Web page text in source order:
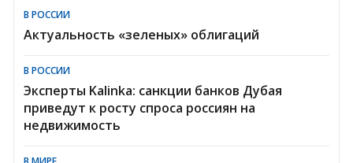
В РОССИИ
Актуальность «зеленых» облигаций
В РОССИИ
Эксперты Kalinka: санкции банков Дубая
приведут к росту спроса россиян на
недвижимость